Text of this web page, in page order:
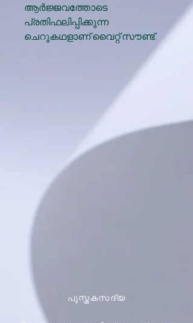
ആർജ്ജവത്തോടെ
പ്രതിഫലിപ്പിക്കുന്ന
ചെറുകഥളാണ് വൈറ്റ് സൗണ്ട്.
പുസ്തകസദ്യ